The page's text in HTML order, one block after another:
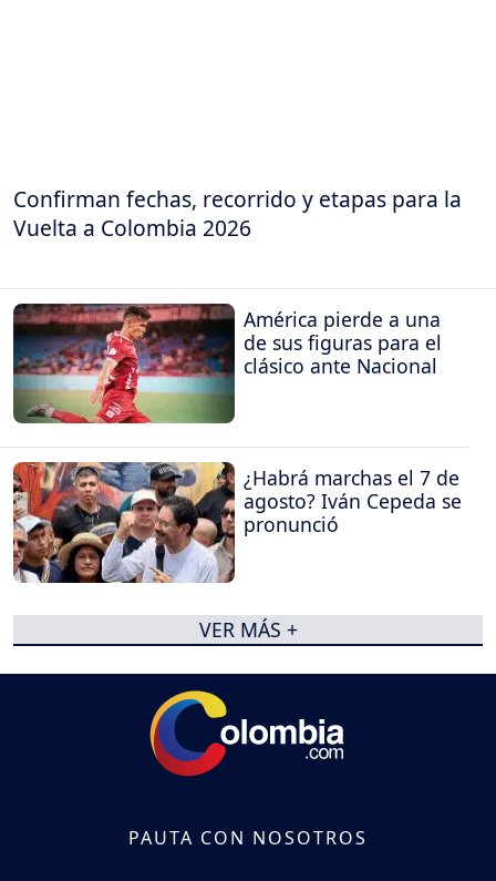
Confirman fechas, recorrido y etapas para la
Vuelta a Colombia 2026
América pierde a una
de sus figuras para el
clásico ante Nacional
¿Habrá marchas el 7 de
agosto? Iván Cepeda se
pronunció
VER MÁS +
PAUTA CON NOSOTROS